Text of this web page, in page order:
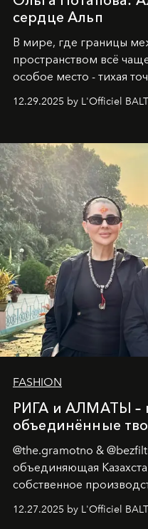
сердце Альп
В мире, где границы
пространством всё
особое место - тихая
глубинами
Ольга Потапова -
истины превратился в
человеческих
возрождения.
12.29.2025 by L'Officiel
FASHION
РИГА и АЛМАТЫ –
объединённые
@the.gramotno &
объединяющая
собственное
решения для
12.27.2025 by L'Officiel